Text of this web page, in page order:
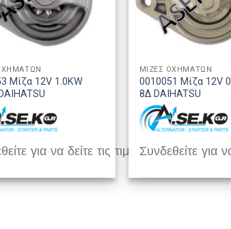
Μίζα 12V 1.0KW
για να δείτε τις τιμές
ΜΙΖΕΣ ΟΧΗΜΑΤΩΝ
0010051 Μίζα 12V
8Δ DAIHATSU
Συνδεθείτε για